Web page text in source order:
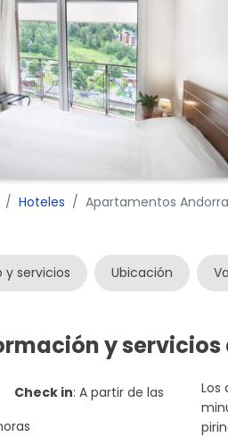
Hoteles Apartamentos
y servicios Ubicación
y
Check in: A partir de las
Los